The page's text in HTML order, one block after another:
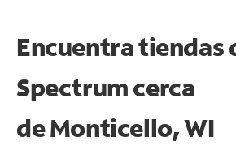
Encuentra tiendas
Spectrum cerca
deMonticello, WI